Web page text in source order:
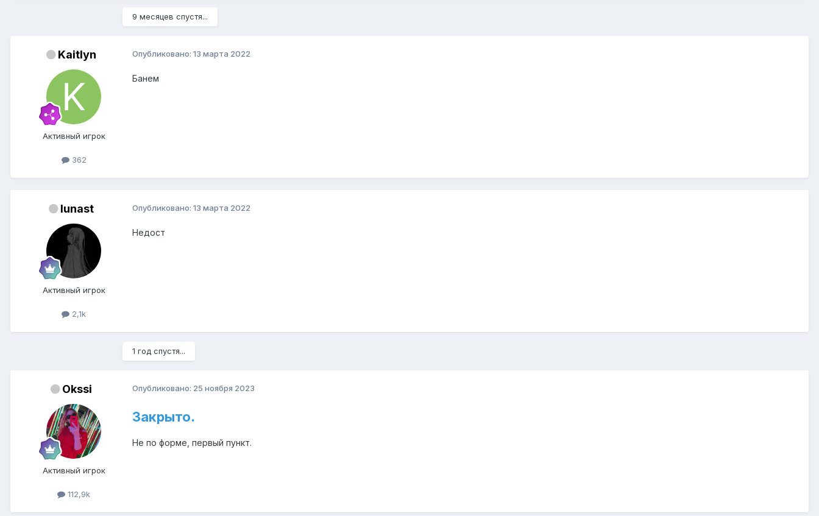
9 месяцев спустя...
Kaitlyn
Активный игрок
362
Опубликовано: 13 марта 2022
Банем
lunast
Активный игрок
2,1k
Опубликовано: 13 марта 2022
Недост
1 год спустя...
Okssi
Активный игрок
112,9k
Опубликовано: 25 ноября 2023
Закрыто.
Не по форме, первый пункт.